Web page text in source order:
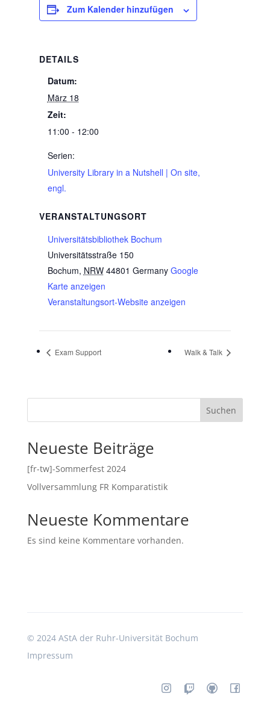
Zum Kalender hinzufügen
DETAILS
Datum:
März 18
Zeit:
11:00 - 12:00
Serien:
University Library in a Nutshell | On site,
engl.
VERANSTALTUNGSORT
Universitätsbibliothek Bochum
Universitätsstraße 150
Bochum, NRW 44801 Germany Google
Karte anzeigen
Veranstaltungsort-Website anzeigen
Exam Support Walk & Talk
Suchen
Neueste Beiträge
[fr-tw]-Sommerfest 2024
Vollversammlung FR Komparatistik
Neueste Kommentare
Es sind keine Kommentare vorhanden.
© 2024 AStA der Ruhr-Universität Bochum
Impressum